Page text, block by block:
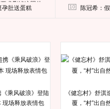
求删掉这照片
孕肚送蛋糕 10 陈冠希：
《乘风破浪》登陆
现场释放表情包
《健忘村》舒淇
覆，“村”出自